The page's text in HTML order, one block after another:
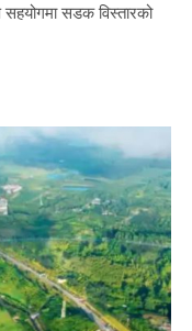
सडक विस्तारको